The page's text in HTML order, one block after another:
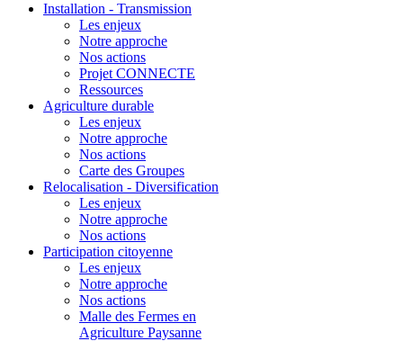
Installation - Transmission
Les enjeux
Notre approche
Nos actions
Projet CONNECTE
Ressources
Agriculture durable
Les enjeux
Notre approche
Nos actions
Carte des Groupes
Relocalisation - Diversification
Les enjeux
Notre approche
Nos actions
Participation citoyenne
Les enjeux
Notre approche
Nos actions
Malle des Fermes en
Agriculture Paysanne